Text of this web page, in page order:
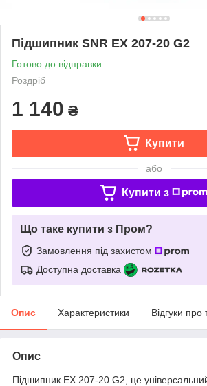
Підшипник SNR EX 207-20 G2
Готово до відправки
Роздріб
1 140 ₴
Купити
або
Купити з
Що таке купити з Пром?
Замовлення під захистом
Доступна доставка
Опис Характеристики Відгуки про
Опис
Підшипник EX 207-20 G2, це